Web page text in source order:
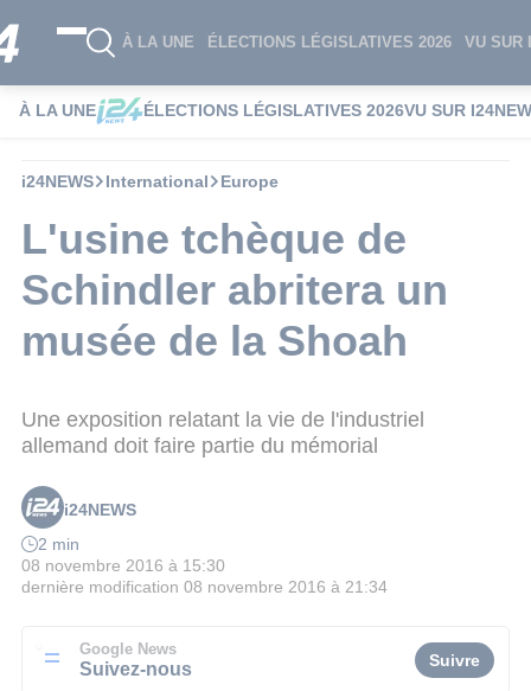
À LA UNE ÉLECTIONS LÉGISLATIVES 2026 VU SUR
À LA UNE ÉLECTIONS LÉGISLATIVES 2026VU SUR
i24NEWS International Europe
L'usine tchèque de
Schindler abritera un
musée de la Shoah
Une exposition relatant la vie de l'industriel
allemand doit faire partie du mémorial
i24NEWS
2 min
08 novembre 2016 à 15:30
dernière modification 08 novembre 2016 à 21:34
Google News
Suivez-nous Suivre